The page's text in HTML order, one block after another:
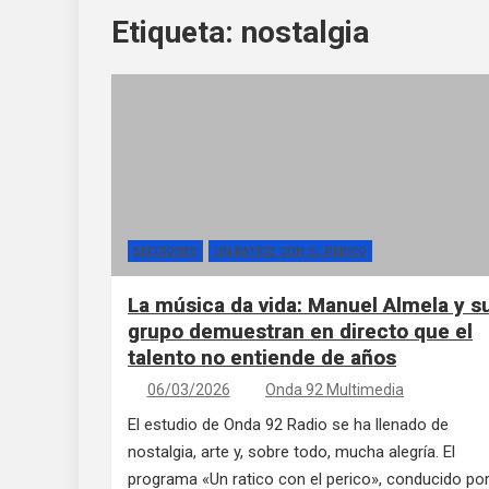
Etiqueta: nostalgia
SECCIONES UN RATICO CON EL PERICO
La música da vida: Manuel Almela y
grupo demuestran en directo que el
talento no entiende de años
06/03/2026 Onda 92 Multimedia
El estudio de Onda 92 Radio se ha llenado de
nostalgia, arte y, sobre todo, mucha alegría. El
programa «Un ratico con el perico», conducido por